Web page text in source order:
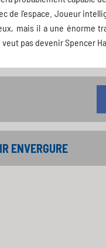
de l'espace. Joueur
mais il a une énorme
pas devenir Spencer
ENVERGURE